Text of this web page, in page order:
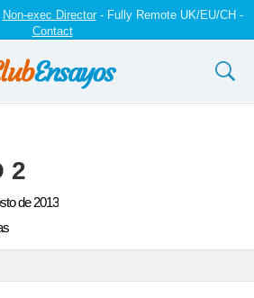
Non-exec Director- Fully Remote UK/EU/CH -
Contact
2
de 2013